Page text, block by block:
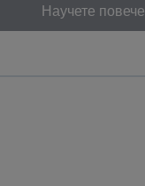
Научете повече